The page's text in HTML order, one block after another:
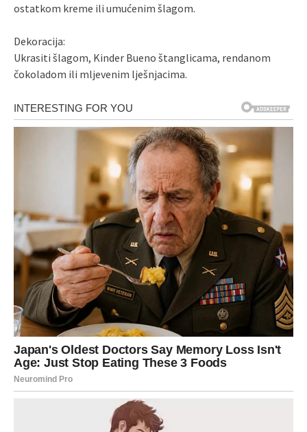
ostatkom kreme ili umućenim šlagom.
Dekoracija:
Ukrasiti šlagom, Kinder Bueno štanglicama, rendanom
čokoladom ili mljevenim lješnjacima.